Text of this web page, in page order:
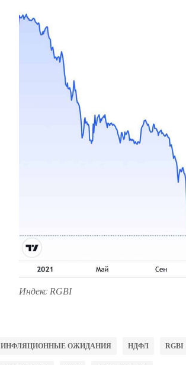
Индекс RGBI
ИНФЛЯЦИОННЫЕ ОЖИДАНИЯ НДФЛ RGBI